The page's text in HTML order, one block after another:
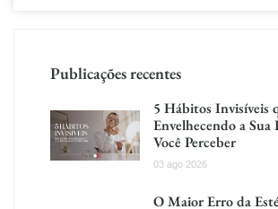
Publicações recentes
5 Hábitos Invisíveis
Envelhecendo a Sua
Você Perceber
03 ago 2026
O Maior Erro da